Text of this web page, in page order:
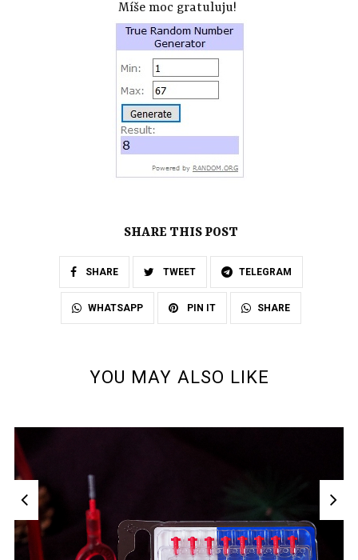
Míše moc gratuluju!
SHARE THIS POST
SHARE TWEET TELEGRAM
WHATSAPP PIN IT SHARE
YOU MAY ALSO LIKE